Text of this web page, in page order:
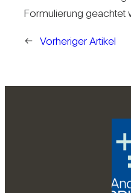
For­mu­lie­rung geachtet
← Vorheriger Artikel